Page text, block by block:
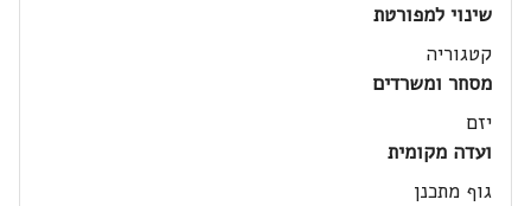
שינוי למפורטת
קטגוריה
מסחר ומשרדים
יזם
ועדה מקומית
גוף מתכנן